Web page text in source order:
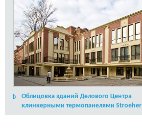
Облицовка зданий Делового Центра
клинкерными термопанелями Stroeher